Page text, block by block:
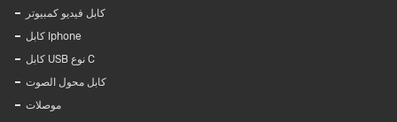
كابل فيديو كمبيوتر
كابل Iphone
كابل USB نوع C
كابل محول الصوت
موصلات